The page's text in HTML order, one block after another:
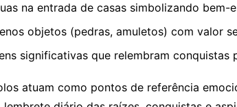
na entrada de casas simbolizando bem-
objetos (pedras, amuletos) com valor
significativas que relembram conquistas
atuam como pontos de referência